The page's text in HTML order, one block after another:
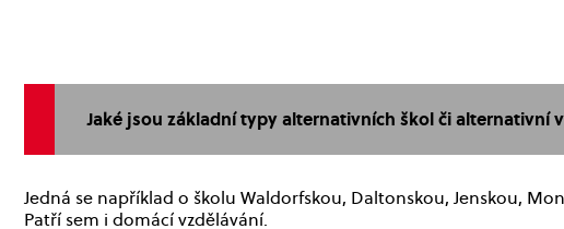
Jaké jsou základní typy alternativních škol či alternativní
Jedná se například o školu Waldorfskou, Daltonskou, Jenskou,
Patří sem i domácí vzdělávání.